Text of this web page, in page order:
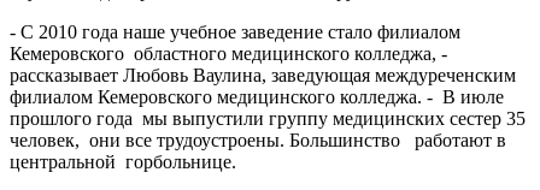
- С 2010 года наше учебное заведение стало филиалом
Кемеровского областного медицинского колледжа, -
рассказывает Любовь Ваулина, заведующая междуреченским
филиалом Кемеровского медицинского колледжа. - В июле
прошлого года мы выпустили группу медицинских сестер 35
человек, они все трудоустроены. Большинство работают в
центральной горбольнице.